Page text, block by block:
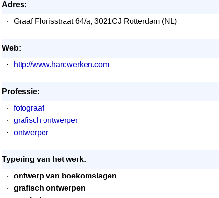
Adres:
·
Graaf Florisstraat 64/a, 3021CJ Rotterdam (NL)
Web:
·
http://www.hardwerken.com
Professie:
·
fotograaf
·
grafisch ontwerper
·
ontwerper
Typering van het werk:
·
ontwerp van boekomslagen
·
grafisch ontwerpen